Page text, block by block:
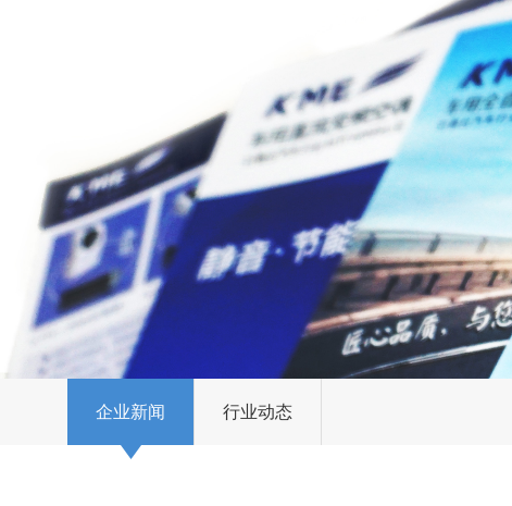
企业新闻 行业动态